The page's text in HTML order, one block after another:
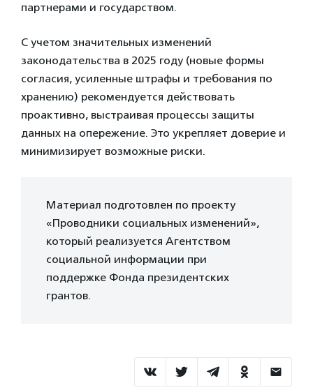
партнерами и государством.
С учетом значительных изменений
законодательства в 2025 году (новые формы
согласия, усиленные штрафы и требования по
хранению) рекомендуется действовать
проактивно, выстраивая процессы защиты
данных на опережение. Это укрепляет доверие и
минимизирует возможные риски.
Материал подготовлен по проекту
«Проводники социальных изменений»,
который реализуется Агентством
социальной информации при
поддержке Фонда президентских
грантов.